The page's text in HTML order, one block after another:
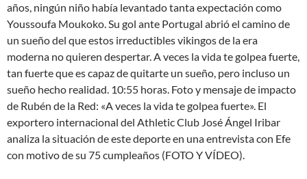
años, ningún niño había levantado tanta expectación como
Youssoufa Moukoko. Su gol ante Portugal abrió el camino de
un sueño del que estos irreductibles vikingos de la era
moderna no quieren despertar. A veces la vida te golpea fuerte,
tan fuerte que es capaz de quitarte un sueño, pero incluso un
sueño hecho realidad. 10:55 horas. Foto y mensaje de impacto
de Rubén de la Red: «A veces la vida te golpea fuerte». El
exportero internacional del Athletic Club José Ángel Iribar
analiza la situación de este deporte en una entrevista con Efe
con motivo de su 75 cumpleaños (FOTO Y VÍDEO).